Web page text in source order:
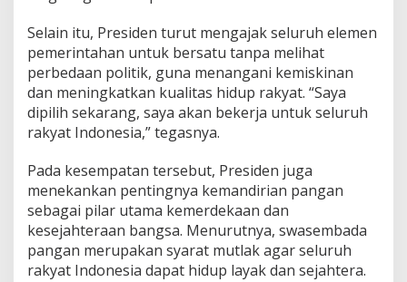
Selain itu, Presiden turut mengajak seluruh elemen
pemerintahan untuk bersatu tanpa melihat
perbedaan politik, guna menangani kemiskinan
dan meningkatkan kualitas hidup rakyat. “Saya
dipilih sekarang, saya akan bekerja untuk seluruh
rakyat Indonesia,” tegasnya.
Pada kesempatan tersebut, Presiden juga
menekankan pentingnya kemandirian pangan
sebagai pilar utama kemerdekaan dan
kesejahteraan bangsa. Menurutnya, swasembada
pangan merupakan syarat mutlak agar seluruh
rakyat Indonesia dapat hidup layak dan sejahtera.